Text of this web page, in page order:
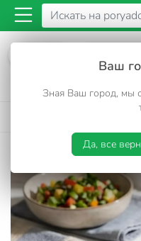
Ваш
Зная Ваш город, мы
Да, все
Крышка для СВЧ,